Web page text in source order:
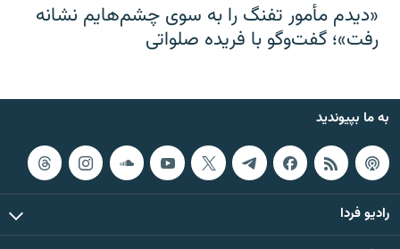
«دیدم مأمور تفنگ را به سوی چشم‌هایم نشانه
رفت»؛ گفت‌و‌گو با فریده صلواتی
به ما بپیوندید
رادیو فردا